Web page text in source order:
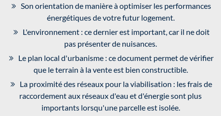
Son orientation de manière à optimiser les performances
énergétiques de votre futur logement.
L'environnement : ce dernier est important, car il ne doit
pas présenter de nuisances.
Le plan local d'urbanisme : ce document permet de vérifier
que le terrain à la vente est bien constructible.
La proximité des réseaux pour la viabilisation : les frais de
raccordement aux réseaux d'eau et d'énergie sont plus
importants lorsqu'une parcelle est isolée.